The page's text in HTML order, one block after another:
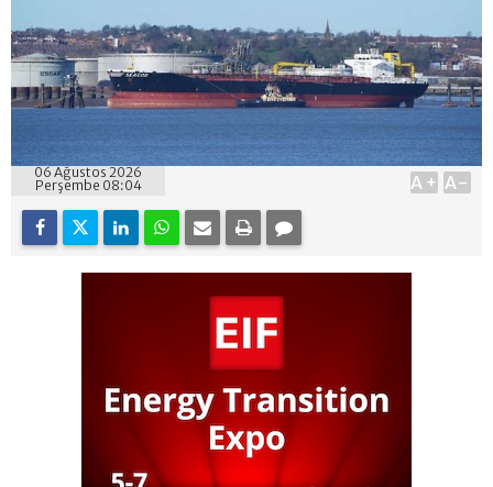
06 Ağustos 2026
Perşembe 08:04
A+ A-